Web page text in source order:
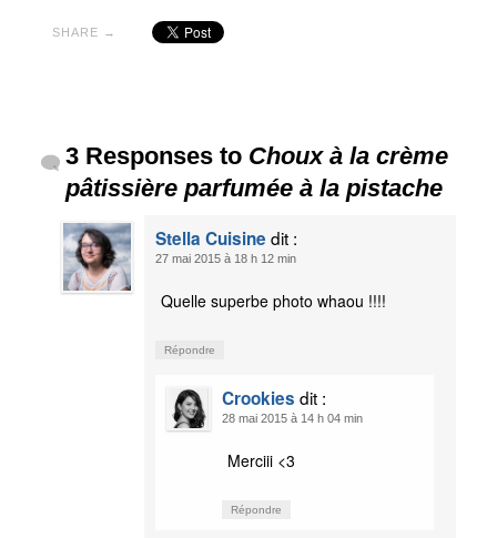
SHARE →
3 Responses to Choux à la crème
pâtissière parfumée à la pistache
Stella Cuisine dit :
27 mai 2015 à 18 h 12 min
Quelle superbe photo whaou !!!!
Répondre
Crookies dit :
28 mai 2015 à 14 h 04 min
Merciii <3
Répondre